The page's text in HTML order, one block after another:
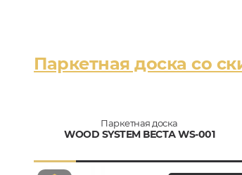
Паркетная доска со
Паркетная доска
WOOD SYSTEM ВЕСТА WS-001